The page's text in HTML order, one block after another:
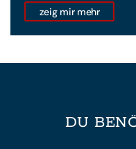
zeig mir mehr
DU